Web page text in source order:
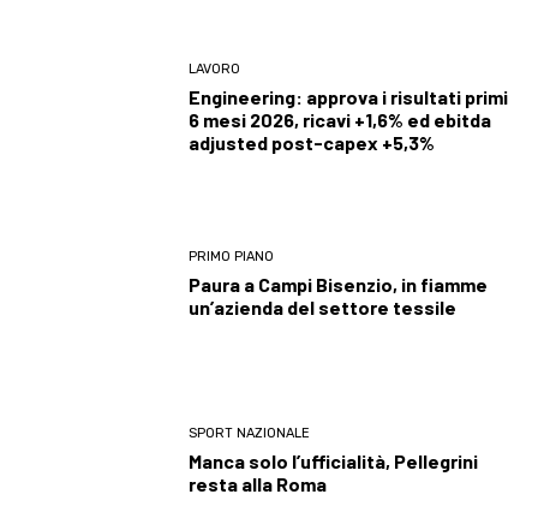
LAVORO
Engineering: approva i risultati primi
6 mesi 2026, ricavi +1,6% ed ebitda
adjusted post-capex +5,3%
PRIMO PIANO
Paura a Campi Bisenzio, in fiamme
un’azienda del settore tessile
SPORT NAZIONALE
Manca solo l’ufficialità, Pellegrini
resta alla Roma